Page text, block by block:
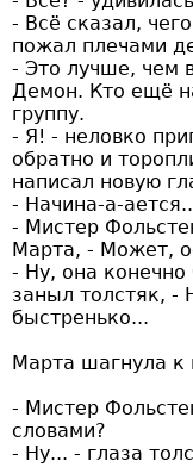
- Всё сказал,
пожал плечами
- Это лучше, чем
Демон. Кто ещё
группу.
- Я! - неловко
обратно и
написал новую
- Начина-а-
- Мистер
Марта, - Может,
- Ну, она
заныл толстяк, -
быстренько...
Марта шагнула к
- Мистер
словами?
- Ну... - глаза